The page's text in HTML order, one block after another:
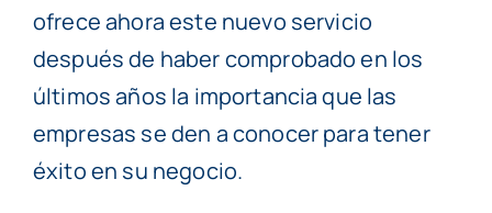
ofrece ahora este nuevo servicio
después de haber comprobado en los
últimos años la importancia que las
empresas se den a conocer para tener
éxito en su negocio.